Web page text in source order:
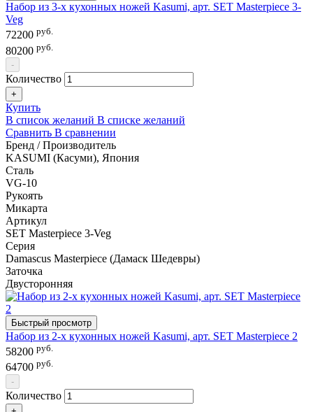
Набор из 3-х кухонных ножей Kasumi, арт. SET Masterpiece 3-
Veg
72200 руб.
80200 руб.
-
Количество
+
Купить
В список желаний В списке желаний
Сравнить В сравнении
Бренд / Производитель
KASUMI (Касуми), Япония
Сталь
VG-10
Рукоять
Микарта
Артикул
SET Masterpiece 3-Veg
Серия
Damascus Masterpiece (Дамаск Шедевры)
Заточка
Двусторонняя
Быстрый просмотр
Набор из 2-х кухонных ножей Kasumi, арт. SET Masterpiece 2
58200 руб.
64700 руб.
-
Количество